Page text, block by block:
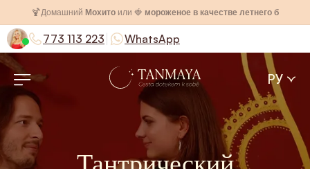
🍹Домашний Мохито или 🍓 мороженое в качестве летнего бонуса
773 113 223 WhatsApp
РУ